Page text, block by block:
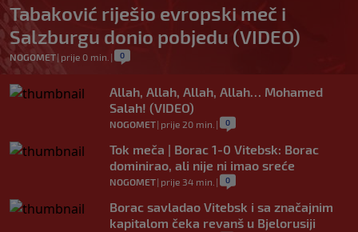
Tabaković riješio evropski meč i
Salzburgu donio pobjedu (VIDEO)
NOGOMET| prije 0 min. | 0
Allah, Allah, Allah, Allah… Mohamed
Salah! (VIDEO)
NOGOMET| prije 20 min. | 0
Tok meča | Borac 1-0 Vitebsk: Borac
dominirao, ali nije ni imao sreće
NOGOMET| prije 34 min. | 0
Borac savladao Vitebsk i sa značajnim
kapitalom čeka revanš u Bjelorusiji